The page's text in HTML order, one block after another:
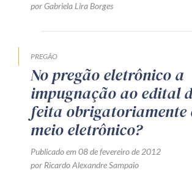
por Gabriela Lira Borges
PREGÃO
No pregão eletrônico a
impugnação ao edital
feita obrigatoriamente
meio eletrônico?
Publicado em 08 de fevereiro de 2012
por Ricardo Alexandre Sampaio